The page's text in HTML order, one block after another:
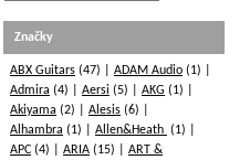
Značky
ABX Guitars (47) ADAM Audio (1)
Admira (4) Aersi (5) AKG (1)
Akiyama (2) Alesis (6)
Alhambra (1) Allen&Heath (1)
APC (4) ARIA (15)
ART &